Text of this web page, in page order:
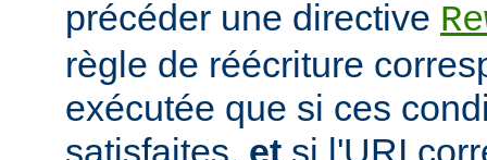
précéder une directive
règle de réécriture
exécutée que si ces
satisfaites, et si l'URI